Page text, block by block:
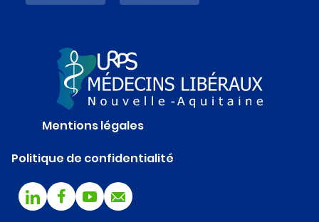
Mentions légales
Politique de confidentialité